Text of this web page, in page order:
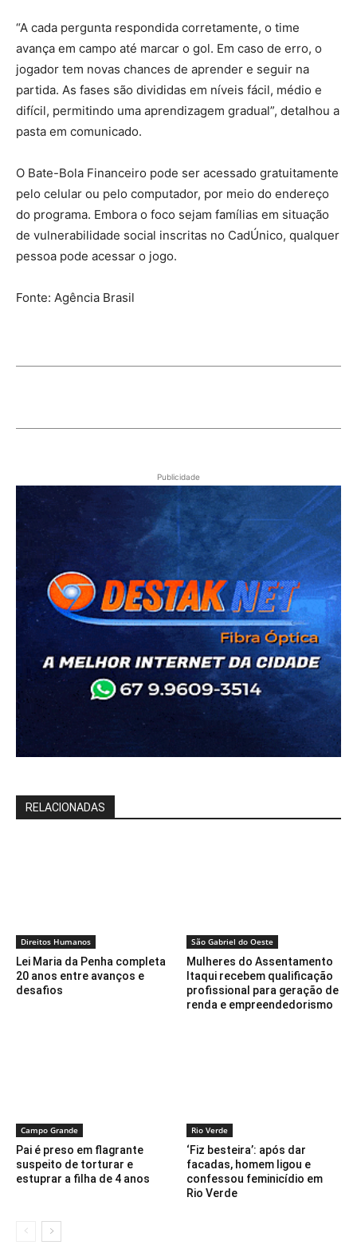
“A cada pergunta respondida corretamente, o time
avança em campo até marcar o gol. Em caso de erro, o
jogador tem novas chances de aprender e seguir na
partida. As fases são divididas em níveis fácil, médio e
difícil, permitindo uma aprendizagem gradual”, detalhou a
pasta em comunicado.
O Bate-Bola Financeiro pode ser acessado gratuitamente
pelo celular ou pelo computador, por meio do endereço
do programa. Embora o foco sejam famílias em situação
de vulnerabilidade social inscritas no CadÚnico, qualquer
pessoa pode acessar o jogo.
Fonte: Agência Brasil
Publicidade
RELACIONADAS
Direitos Humanos
Lei Maria da Penha completa
20 anos entre avanços e
desafios
São Gabriel do Oeste
Mulheres do Assentamento
Itaqui recebem qualificação
profissional para geração de
renda e empreendedorismo
Campo Grande
Pai é preso em flagrante
suspeito de torturar e
estuprar a filha de 4 anos
Rio Verde
‘Fiz besteira’: após dar
facadas, homem ligou e
confessou feminicídio em
Rio Verde